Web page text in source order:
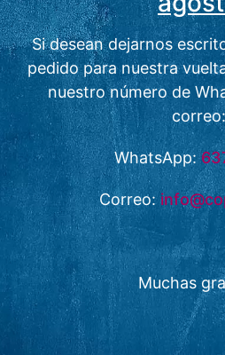
Si desean dejarnos
pedido para nuestra
nuestro número de
correo:
WhatsApp:
Correo:
Muchas